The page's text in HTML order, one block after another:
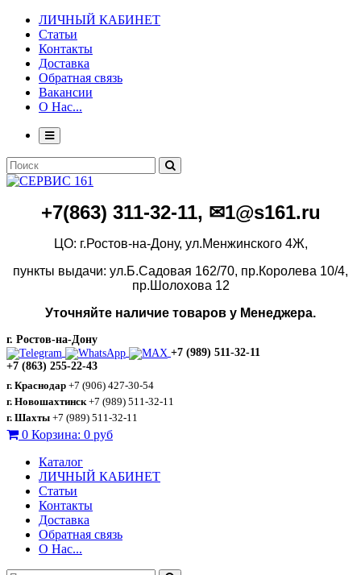
ЛИЧНЫЙ КАБИНЕТ
Статьи
Контакты
Доставка
Обратная связь
Вакансии
О Нас...
+7(863) 311-32-11, ✉1@s161.ru
ЦО: г.Ростов-на-Дону, ул.Менжинского 4Ж,
пункты выдачи: ул.Б.Садовая 162/70, пр.Королева 10/4,
пр.Шолохова 12
Уточняйте наличие товаров у Менеджера.
г. Ростов-на-Дону
+7 (989) 511-32-11
+7 (863) 255-22-43
г. Краснодар +7 (906) 427-30-54
г. Новошахтинск +7 (989) 511-32-11
г. Шахты +7 (989) 511-32-11
0 Корзина: 0 руб
Каталог
ЛИЧНЫЙ КАБИНЕТ
Статьи
Контакты
Доставка
Обратная связь
О Нас...